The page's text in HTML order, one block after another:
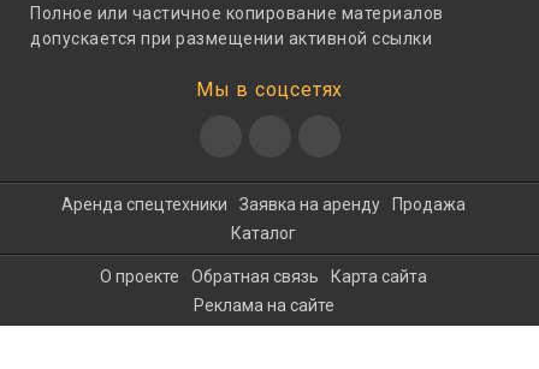
Полное или частичное копирование материалов
допускается при размещении активной ссылки
Мы в соцсетях
Аренда спецтехники Заявка на аренду
Продажа
Каталог
О проекте Обратная связь
Карта сайта
Реклама на сайте